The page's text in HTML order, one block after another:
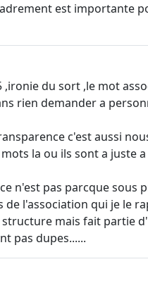
est importante
du sort ,le mot
rien demander a
c'est aussi
la ou ils sont a
n'est pas parcque
l'association qui je le
mais fait partie
pas dupes......